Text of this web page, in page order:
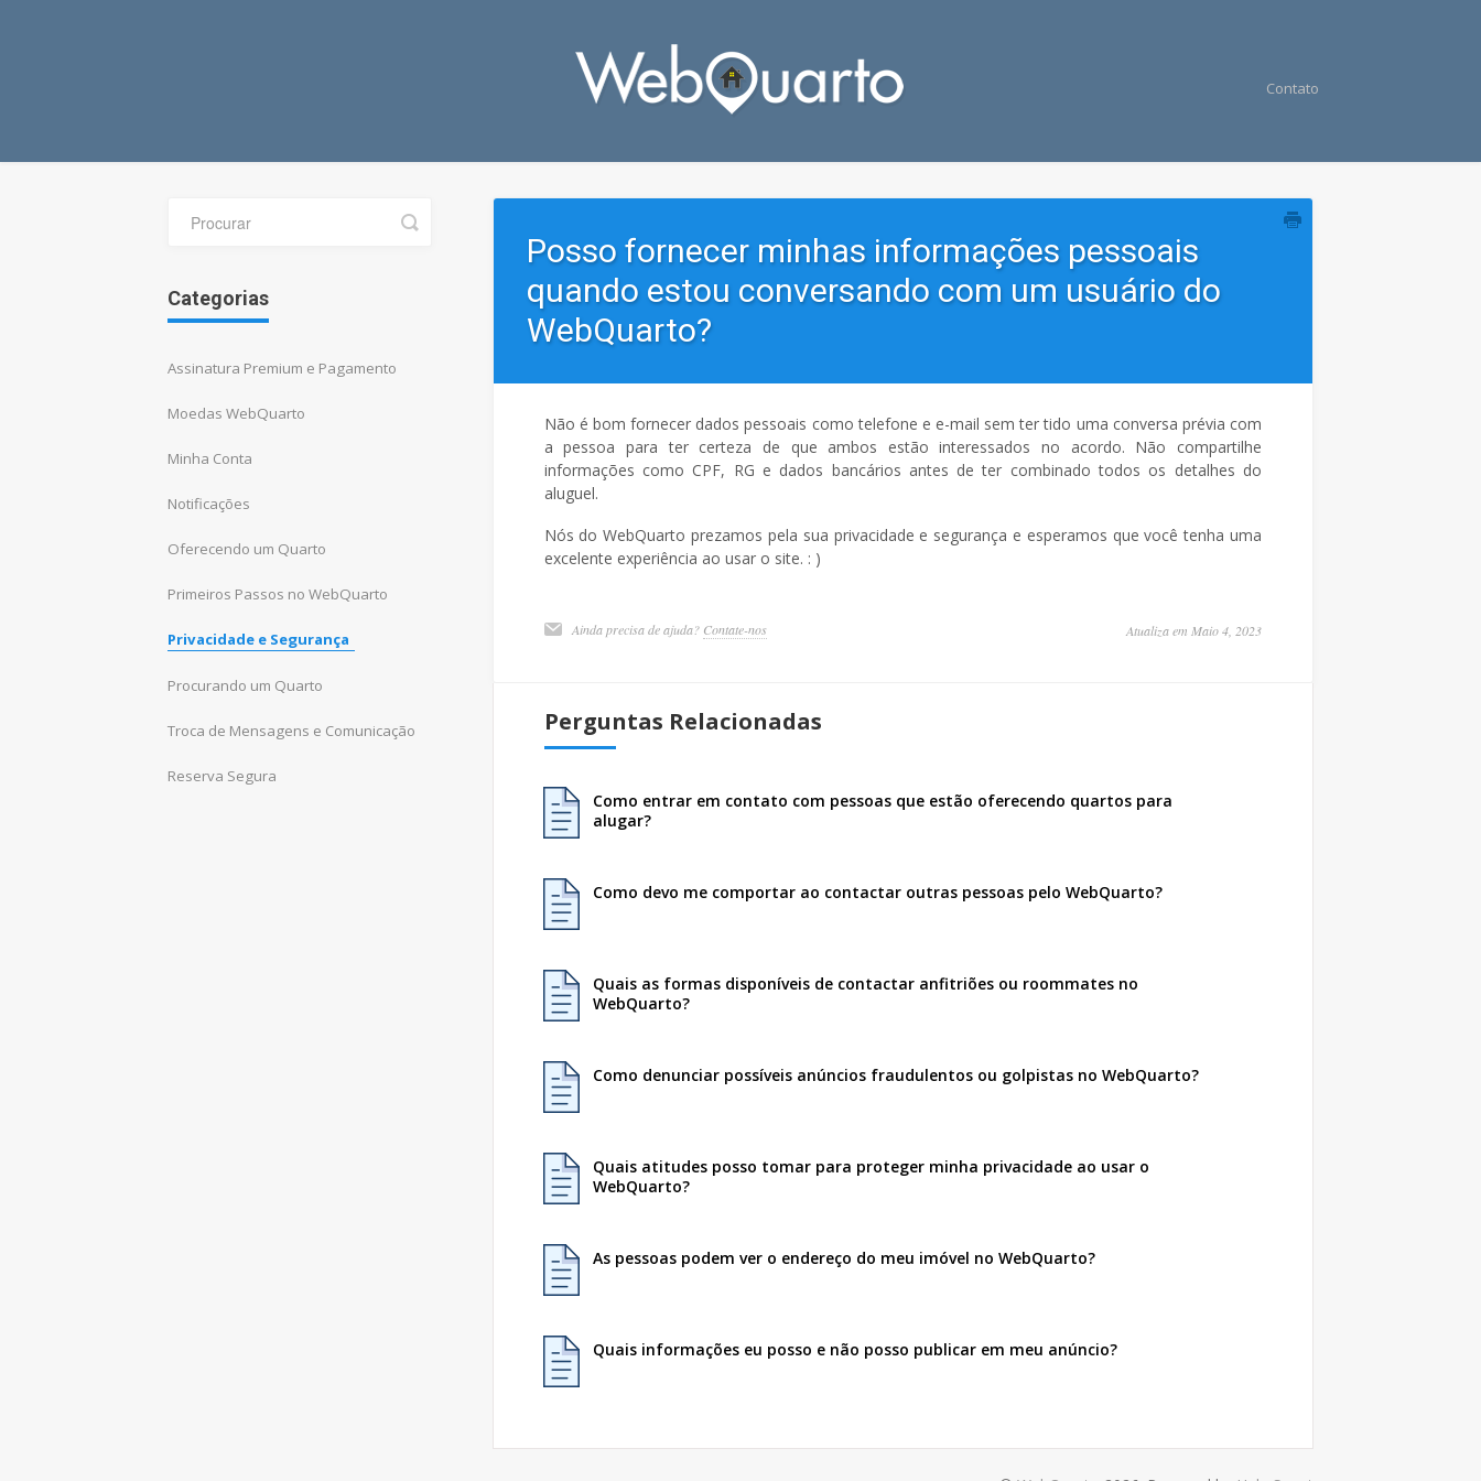
Contato
Posso fornecer minhas informações pessoais
quando estou conversando com um usuário do
WebQuarto?
Não é bom fornecer dados pessoais como telefone e e-mail sem ter tido uma conversa prévia com
a pessoa para ter certeza de que ambos estão interessados no acordo. Não compartilhe
informações como CPF, RG e dados bancários antes de ter combinado todos os detalhes do
aluguel.
Nós do WebQuarto prezamos pela sua privacidade e segurança e esperamos que você tenha uma
excelente experiência ao usar o site. : )
Ainda precisa de ajuda? Contate-nos Atualiza em Maio 4, 2023
Perguntas Relacionadas
Como entrar em contato com pessoas que estão oferecendo quartos para
alugar?
Como devo me comportar ao contactar outras pessoas pelo WebQuarto?
Quais as formas disponíveis de contactar anfitriões ou roommates no
WebQuarto?
Como denunciar possíveis anúncios fraudulentos ou golpistas no WebQuarto?
Quais atitudes posso tomar para proteger minha privacidade ao usar o
WebQuarto?
As pessoas podem ver o endereço do meu imóvel no WebQuarto?
Quais informações eu posso e não posso publicar em meu anúncio?
Toggle
Search
Categorias
Assinatura Premium e Pagamento
Moedas WebQuarto
Minha Conta
Notificações
Oferecendo um Quarto
Primeiros Passos no WebQuarto
Privacidade e Segurança
Procurando um Quarto
Troca de Mensagens e Comunicação
Reserva Segura